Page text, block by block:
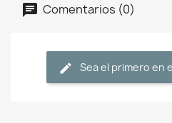
Comentarios (0)
Sea el primero en